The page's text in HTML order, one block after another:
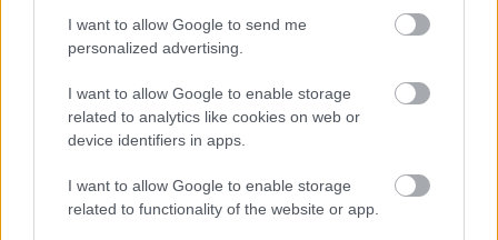
I want to allow Google to send me
personalized advertising.
I want to allow Google to enable storage
related to analytics like cookies on web or
device identifiers in apps.
I want to allow Google to enable storage
related to functionality of the website or app.
fejlesztők már beazonosították a problémát, és
javításon dolgoznak.
DICE The only dev's in history to hate movement
so much that you now die from jumping. this game
— Dynamic (@Dynamicyhx) November 2, 2025